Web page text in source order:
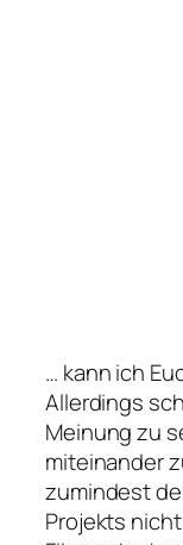
… kann ich
Allerdings
Meinung zu
miteinander
zumindest
Projekts